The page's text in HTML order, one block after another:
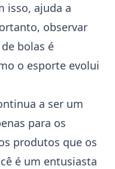
isso, ajuda a
observar
bolas é
o esporte evolui
a ser um
para os
produtos que os
é um entusiasta